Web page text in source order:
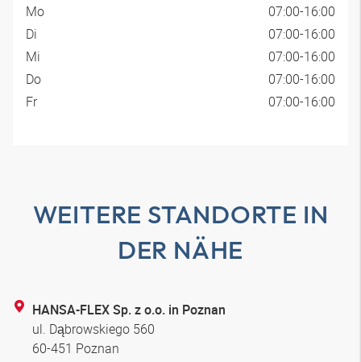
Mo
07:00-16:00
Di
07:00-16:00
Mi
07:00-16:00
Do
07:00-16:00
Fr
07:00-16:00
WEITERE STANDORTE IN
DER NÄHE
HANSA-FLEX Sp. z o.o. in Poznan
ul. Dąbrowskiego 560
60-451 Poznan